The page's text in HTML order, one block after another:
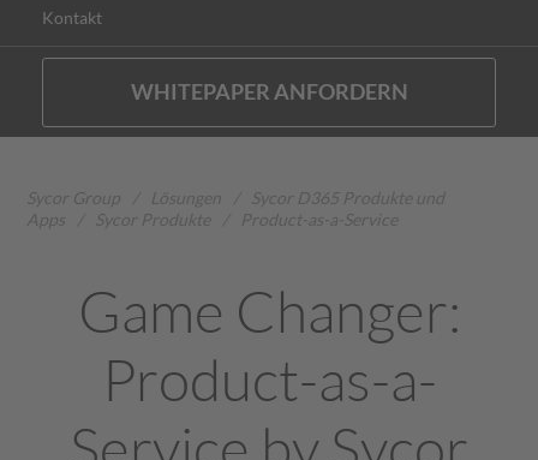
Kontakt
WHITEPAPER ANFORDERN
Sycor Group Lösungen
Sycor D365 Produkte und
Apps
Sycor Produkte Product-as-a-Service
Game Changer:
Product-as-a-